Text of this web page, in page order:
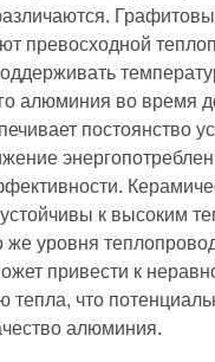
превосходной
алюминия во время
постоянство
к высоким
же уровня
привести к
тепла, что
алюминия.